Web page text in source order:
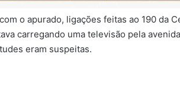
o apurado, ligações feitas ao 190 da
carregando uma televisão pela
eram suspeitas.